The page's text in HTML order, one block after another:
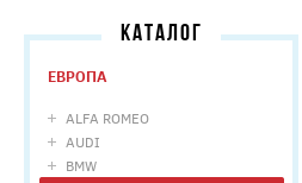
КАТАЛОГ
ЕВРОПА
ALFA ROMEO
AUDI
BMW